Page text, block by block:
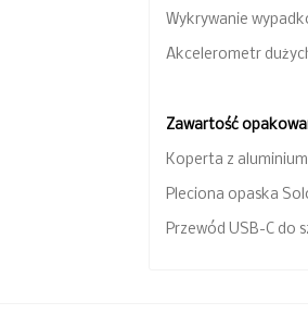
Wykrywanie
Akcelerometr
Zawartość
Koperta z aluminium
Pleciona opaska
Przewód USB-C do